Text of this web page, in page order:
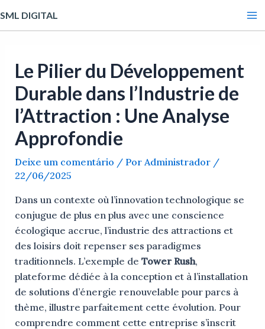
para
SML DIGITAL
Le Pilier du Développement
Durable dans l’Industrie de
l’Attraction : Une Analyse
Approfondie
Deixe um comentário / Por Administrador /
22/06/2025
Dans un contexte où l’innovation technologique se
conjugue de plus en plus avec une conscience
écologique accrue, l’industrie des attractions et
des loisirs doit repenser ses paradigmes
traditionnels. L’exemple de Tower Rush,
plateforme dédiée à la conception et à l’installation
de solutions d’énergie renouvelable pour parcs à
thème, illustre parfaitement cette évolution. Pour
comprendre comment cette entreprise s’inscrit
navigation